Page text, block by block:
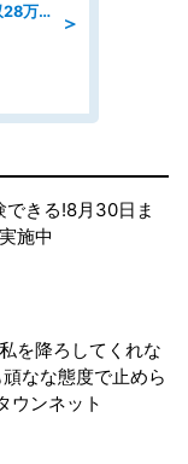
＞
検査/検品/ライン作業 軽作業で月収28万円可 センサー部品の箱詰め 日勤 土日休
できる!8月30日ま
施中
を降ろしてくれな
なな態度で止めら
ウンネット